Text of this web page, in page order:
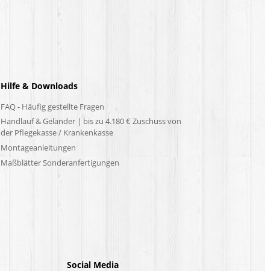
Hilfe & Downloads
FAQ - Häufig gestellte Fragen
Handlauf & Geländer | bis zu 4.180 € Zuschuss von
der Pflegekasse / Krankenkasse
Montageanleitungen
Maßblätter Sonderanfertigungen
Social Media